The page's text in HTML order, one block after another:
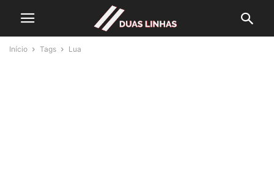
Início Tags Lua